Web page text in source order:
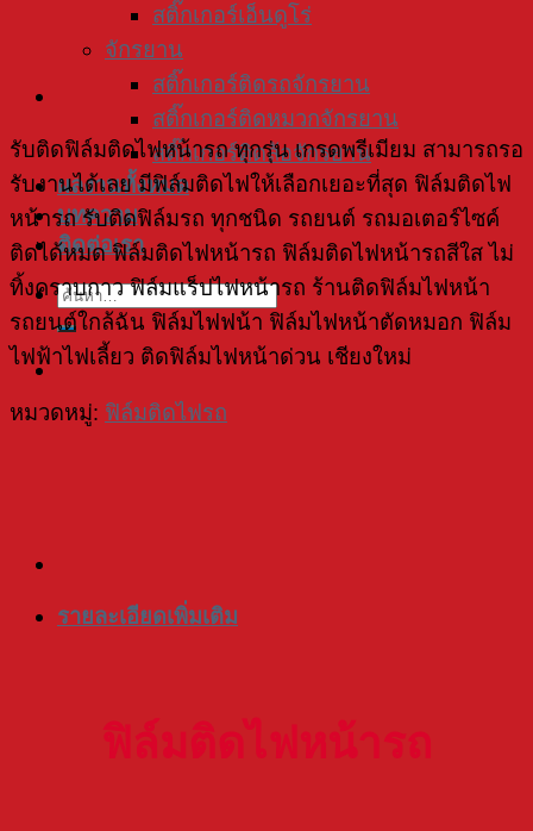
สติ๊กเกอร์เอ็นดูโร่
จักรยาน
สติ๊กเกอร์ติดรถจักรยาน
สติ๊กเกอร์ติดหมวกจักรยาน
สติ๊กเกอร์ติดล้อจักรยาน
ผลงานทั้งหมด
บทความ
ติดต่อเรา
ค้นหา:
รับติดฟิล์มติดไฟหน้ารถ ทุกรุ่น เกรดพรีเมียม สามารถรอ
รับงานได้เลย มีฟิล์มติดไฟให้เลือกเยอะที่สุด ฟิล์มติดไฟ
หน้ารถ รับติดฟิล์มรถ ทุกชนิด รถยนต์ รถมอเตอร์ไซค์
ติดได้หมด ฟิล์มติดไฟหน้ารถ ฟิล์มติดไฟหน้ารถสีใส ไม่
ทิ้งคราบกาว ฟิล์มแร็ปไฟหน้ารถ ร้านติดฟิล์มไฟหน้า
รถยนต์ใกล้ฉัน ฟิล์มไฟฟน้า ฟิล์มไฟหน้าตัดหมอก ฟิล์ม
ไฟฟ้าไฟเลี้ยว ติดฟิล์มไฟหน้าด่วน เชียงใหม่
หมวดหมู่: ฟิล์มติดไฟรถ
รายละเอียดเพิ่มเติม
ฟิล์มติดไฟหน้ารถ